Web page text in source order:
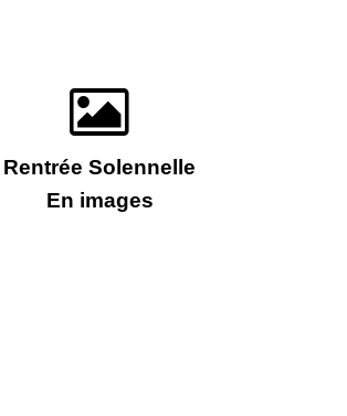
Rentrée Solennelle
En images